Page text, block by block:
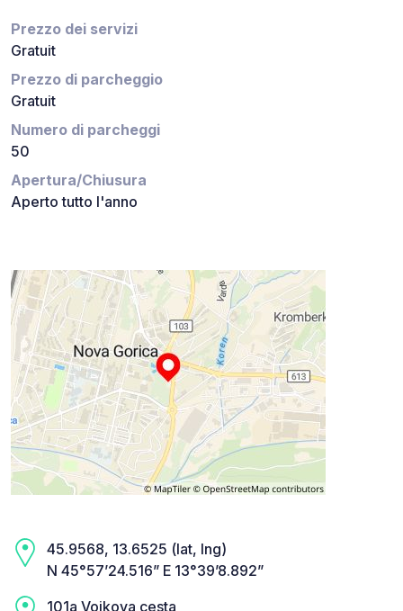
Prezzo dei servizi
Gratuit
Prezzo di parcheggio
Gratuit
Numero di parcheggi
50
Apertura/Chiusura
Aperto tutto l'anno
45.9568, 13.6525 (lat, lng)
N 45°57’24.516” E 13°39’8.892”
101a Vojkova cesta